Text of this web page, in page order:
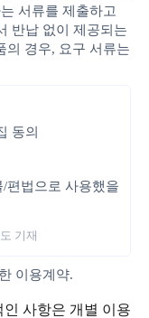
서류를 제출하고
반납 없이 제공되는
의 경우, 요구 서류는
동의
편법으로 사용했을
기재
이용계약.
사항은 개별 이용